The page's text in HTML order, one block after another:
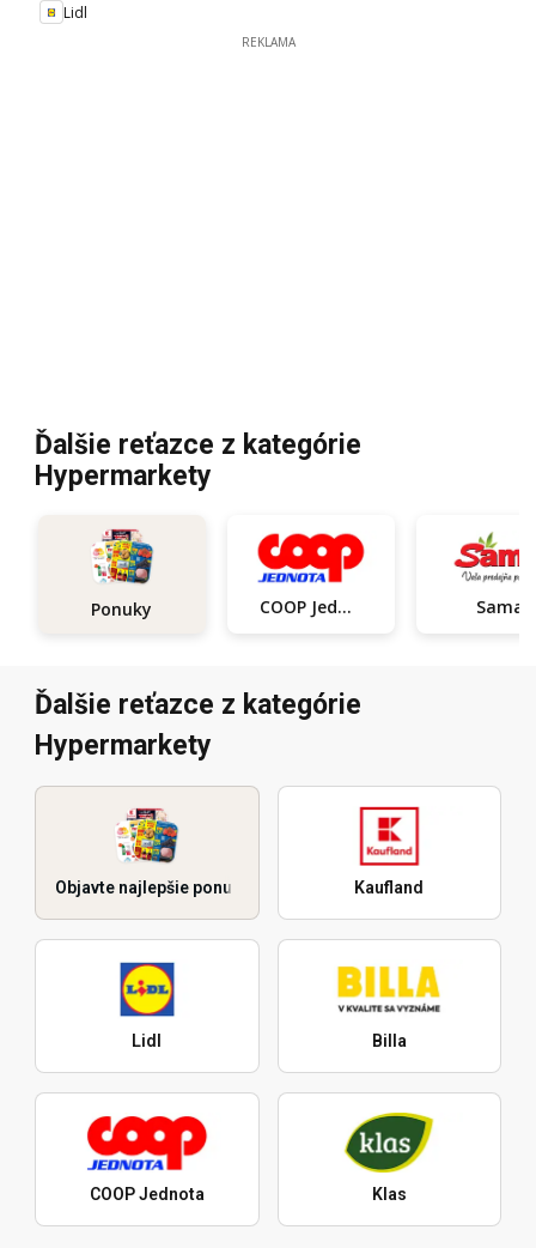
Lidl
REKLAMA
Ďalšie reťazce z kategórie
Hypermarkety
Ponuky COOP Jednota Sama
Ďalšie reťazce z kategórie
Hypermarkety
Objavte najlepšie ponuky Kaufland
Lidl Billa
COOP Jednota Klas